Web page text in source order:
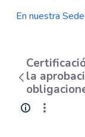
En nuestra
la